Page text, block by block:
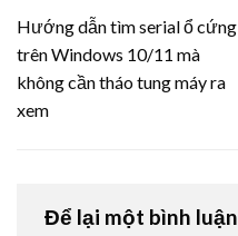
Hướng dẫn tìm serial ổ cứng
trên Windows 10/11 mà
không cần tháo tung máy ra
xem
Để lại một bình luận